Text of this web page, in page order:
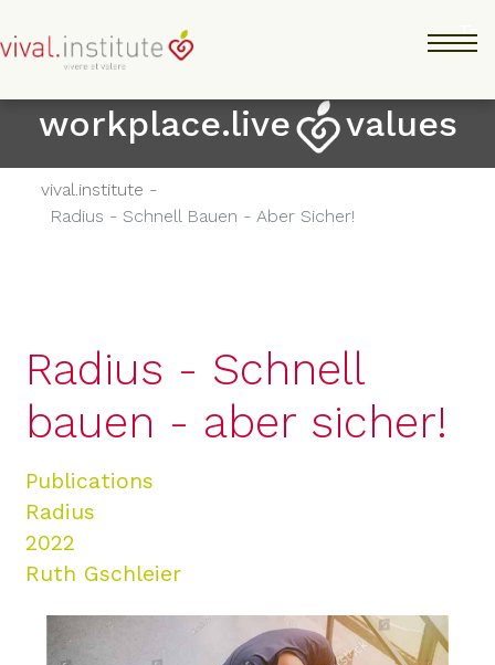
principale
workplace.live values
vival.institute -
Radius - Schnell Bauen - Aber Sicher!
Radius - Schnell
bauen - aber sicher!
Publications
Radius
2022
Ruth Gschleier